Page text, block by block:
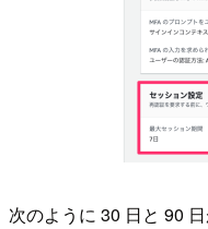
次のように 30 日と 90